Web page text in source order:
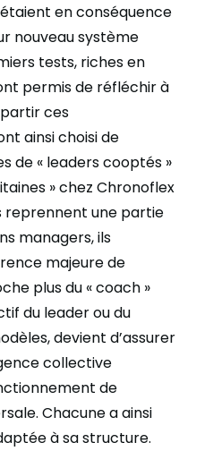
en conséquence
nouveau système
tests, riches en
permis de réfléchir à
ces
ainsi choisi de
de « leaders cooptés »
» chez Chronoflex
reprennent une partie
managers, ils
majeure de
plus du « coach »
du leader ou du
devient d’assurer
collective
de
Chacune a ainsi
à sa structure.